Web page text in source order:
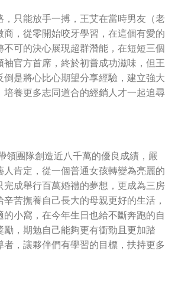
，只能放手一搏，王艾在當時男友（老
商，從零開始咬牙學習，在這個有愛的
可的決心展現超群潛能，在短短三個
袖官方首席，終於初嘗成功滋味，但王
倒是將心比心期望分享經驗，建立強大
培養更多志同道合的經銷人才一起追尋
領團隊創造近八千萬的優良成績，嚴
人肯定，從一個普通女孩轉變為亮麗的
完成舉行百萬婚禮的夢想，更成為三房
苦撫養自己長大的母親更好的生活，
的小窩，在今年生日也給不斷奔跑的自
勵，期勉自己能夠更有衝勁且更加踏
者，讓夥伴們有學習的目標，扶持更多